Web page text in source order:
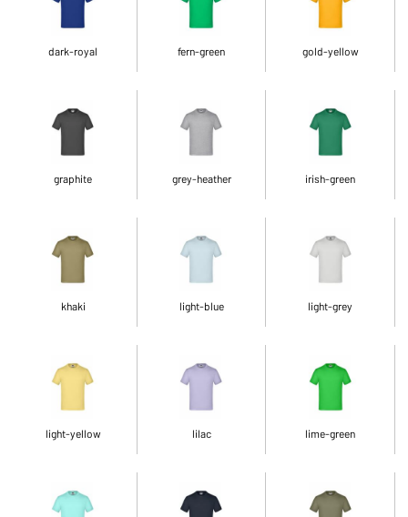
dark-royal fern-green gold-yellow
graphite grey-heather irish-green
khaki light-blue light-grey
light-yellow lilac lime-green